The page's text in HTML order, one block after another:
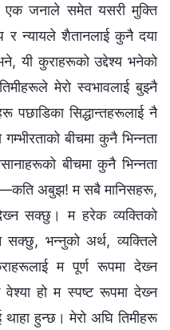
एक जनाले समेत यसरी मुक्ति
र न्यायले शैतानलाई कुनै दया
यी कुराहरूको उद्देश्‍य भनेको
मेरो स्वभावलाई बुझ्‍नै
पछाडिका सिद्धान्तहरूलाई नै
बीचमा कुनै भिन्‍नता
बीचमा कुनै भिन्‍नता
अबुझ! म सबै मानिसहरू,
सक्छु। म हरेक व्यक्तिको
सक्छु, भन्‍नुको अर्थ, व्यक्तिले
म पूर्ण रूपमा देख्‍न
हो म स्पष्ट रूपमा देख्‍न
हुन्छ। मेरो अघि तिमीहरू